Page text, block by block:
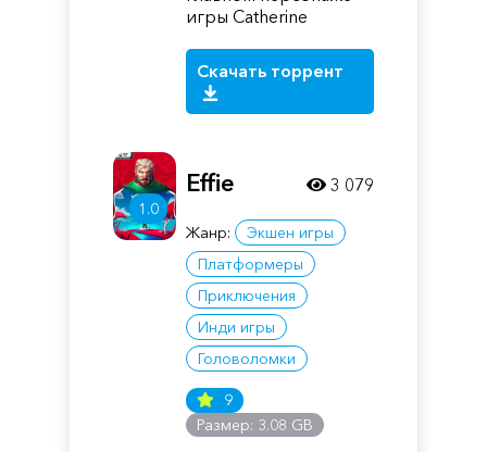
игры Catherine
Скачать торрент
1.0
Effie
Жанр:
Экшен игры
Платформеры
Приключения
Инди игры
Головоломки
9
Размер: 3.08 GB
3 079